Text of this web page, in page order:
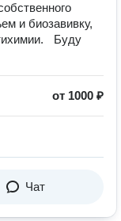
и биозавивку,
Буду
от 1000 ₽
Чат